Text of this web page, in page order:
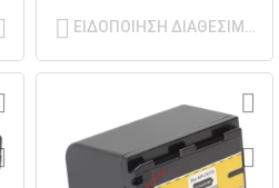
ΕΙΔΟΠΟΙΗΣΗ